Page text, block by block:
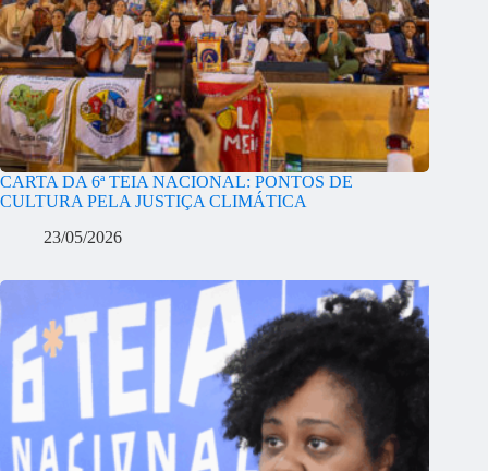
CARTA DA 6ª TEIA NACIONAL: PONTOS DE
CULTURA PELA JUSTIÇA CLIMÁTICA
23/05/2026